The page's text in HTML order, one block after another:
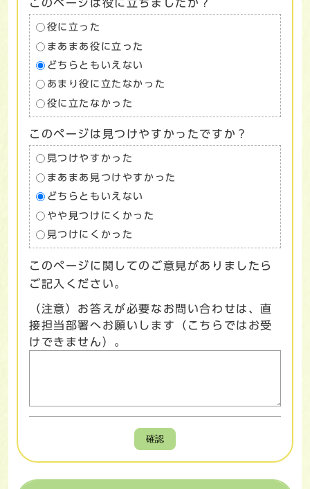
このページは役に立ちましたか？
役に立った
まあまあ役に立った
どちらともいえない
あまり役に立たなかった
役に立たなかった
このページは見つけやすかったですか？
見つけやすかった
まあまあ見つけやすかった
どちらともいえない
やや見つけにくかった
見つけにくかった
このページに関してのご意見がありましたら
ご記入ください。
（注意）お答えが必要なお問い合わせは、直
接担当部署へお願いします（こちらではお受
けできません）。
確認